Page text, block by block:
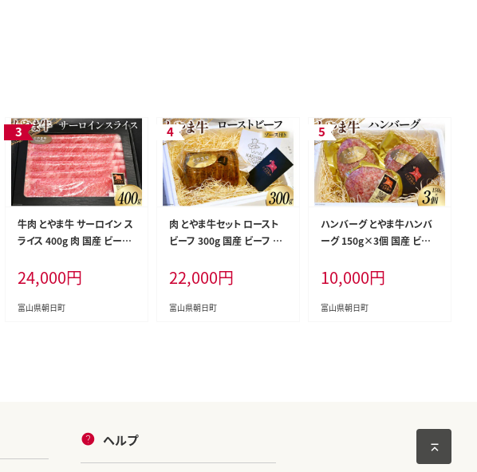
牛肉 とやま牛 サーロイン ス
ライス 400g 肉 国産 ビーフ
ぶしゃぶ / カシワファーム /
富山県 朝日町 [34310287]
24,000円
富山県朝日町
肉 とやま牛セット ロースト
ビーフ 300g 国産 ビーフ 牛
菜 詰め合わせ 時短 真空パ
ック 冷凍 / カシワファーム /
富山県 朝日町 [34310289]
22,000円
富山県朝日町
ハンバーグ とやま牛ハンバ
ーグ 150g×3個 国産 ビー
真空パック 冷凍 / カシワフ
ァーム / 富山県 朝日町 [343
10291]
10,000円
富山県朝日町
ヘルプ